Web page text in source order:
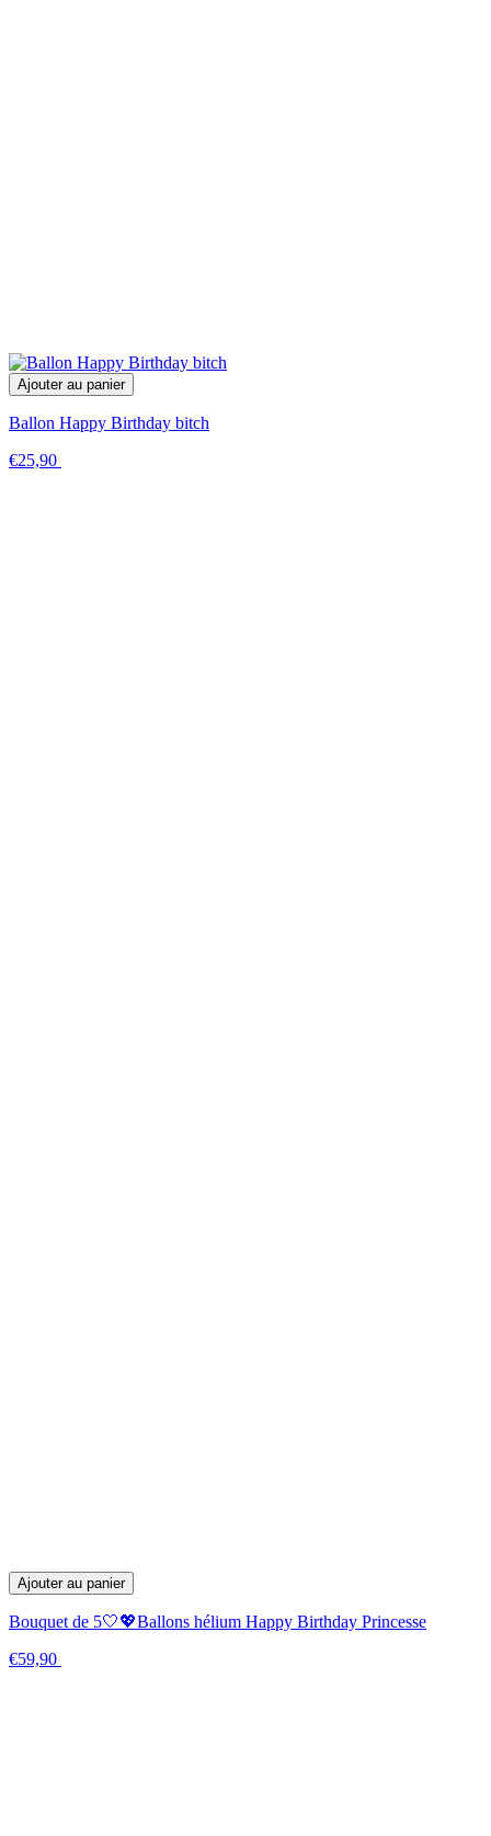
Ajouter au panier
Ballon Happy Birthday bitch
€25,90
Ajouter au panier
Bouquet de 5🤍💖Ballons hélium Happy Birthday Princesse
€59,90